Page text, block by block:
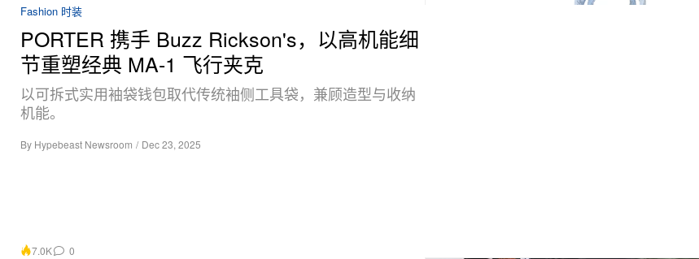
Fashion 时装
PORTER 携手 Buzz Rickson's，以高机能细
节重塑经典 MA‑1 飞行夹克
以可拆式实用袖袋钱包取代传统袖侧工具袋，兼顾造型与收纳
机能。
By Hypebeast Newsroom / Dec 23, 2025
7.0K 0